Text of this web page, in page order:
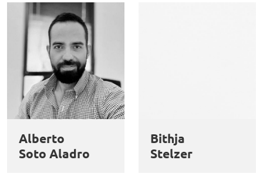
Alberto
Soto Aladro
Bithja
Stelzer